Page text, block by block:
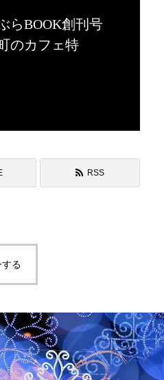
らBOOK創刊号
のカフェ特
RSS
る